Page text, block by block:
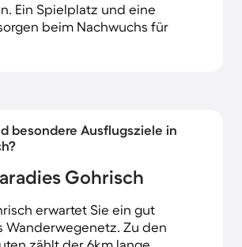
Ein Spielplatz und eine
beim Nachwuchs für
besondere Ausflugsziele in
Gohrisch
erwartet Sie ein gut
Wanderwegenetz. Zu den